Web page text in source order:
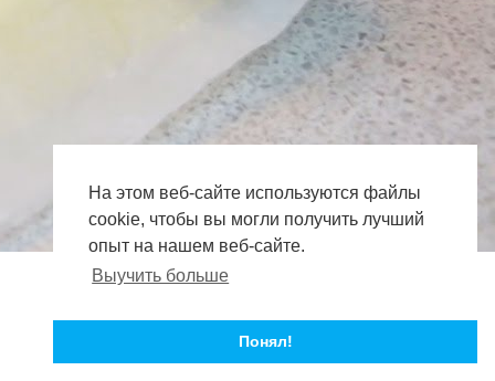
На этом веб-сайте используются файлы
cookie, чтобы вы могли получить лучший
опыт на нашем веб-сайте.
Выучить больше
Понял!